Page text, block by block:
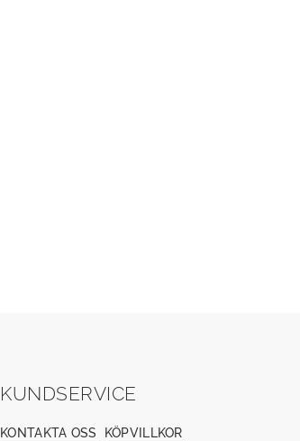
KUNDSERVICE
KONTAKTA OSS
KÖPVILLKOR